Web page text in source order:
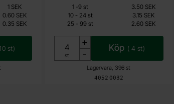
st)
1 SEK
0.60 SEK
0.35 SEK
Art. nr
4052 0032
Lagervara, 396 st
2.25 SEK
Inklusive 25% moms
Enhet:
st
+
-
Köp ( 4 st)
Mängdrabatt
Pris /st
1 -till
9 st
3.50 SEK
10 -till24 st
3.15 SEK
25 - till
99 st 2.60 SEK